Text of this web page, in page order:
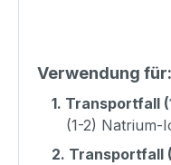
Verwendung für:
1. Transportfall
(1-2) Natrium-
2. Transportfall